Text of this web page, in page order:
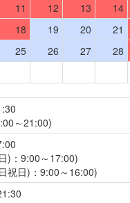
11 12 13 14
18 19 20 21
25 26 27 28
～21:00)
)：9:00～17:00)
祝日)：9:00～16:00)